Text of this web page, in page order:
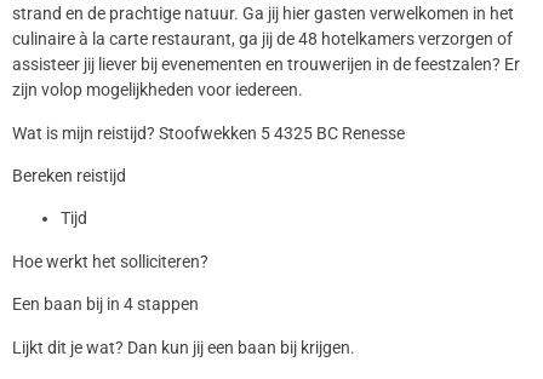
strand en de prachtige natuur. Ga jij hier gasten verwelkomen in het
culinaire à la carte restaurant, ga jij de 48 hotelkamers verzorgen of
assisteer jij liever bij evenementen en trouwerijen in de feestzalen? Er
zijn volop mogelijkheden voor iedereen.
Wat is mijn reistijd? Stoofwekken 5 4325 BC Renesse
Bereken reistijd
Tijd
Hoe werkt het solliciteren?
Een baan bij in 4 stappen
Lijkt dit je wat? Dan kun jij een baan bij krijgen.